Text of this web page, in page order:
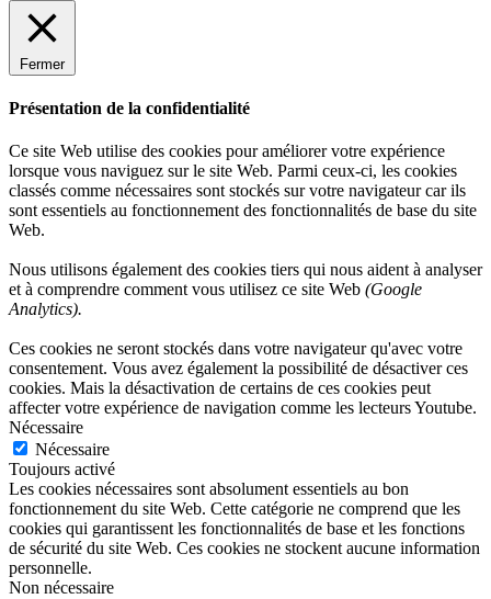
Fermer
Présentation de la confidentialité
Ce site Web utilise des cookies pour améliorer votre expérience
lorsque vous naviguez sur le site Web. Parmi ceux-ci, les cookies
classés comme nécessaires sont stockés sur votre navigateur car ils
sont essentiels au fonctionnement des fonctionnalités de base du site
Web.
Nous utilisons également des cookies tiers qui nous aident à analyser
et à comprendre comment vous utilisez ce site Web (Google
Analytics).
Ces cookies ne seront stockés dans votre navigateur qu'avec votre
consentement. Vous avez également la possibilité de désactiver ces
cookies. Mais la désactivation de certains de ces cookies peut
affecter votre expérience de navigation comme les lecteurs Youtube.
Nécessaire
Nécessaire
Toujours activé
Les cookies nécessaires sont absolument essentiels au bon
fonctionnement du site Web. Cette catégorie ne comprend que les
cookies qui garantissent les fonctionnalités de base et les fonctions
de sécurité du site Web. Ces cookies ne stockent aucune information
personnelle.
Non nécessaire